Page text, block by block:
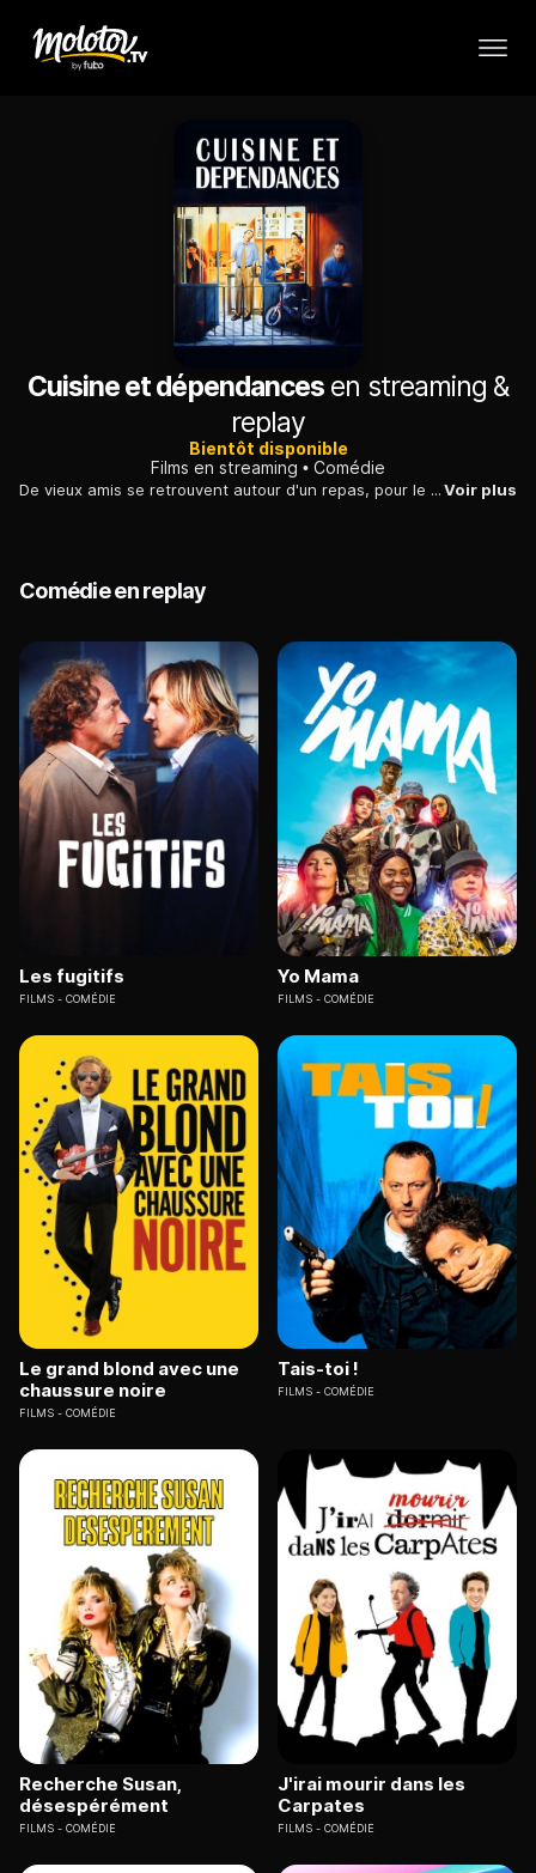
Cuisine et dépendances en streaming &
replay
Bientôt disponible
Films en streaming
Comédie
De vieux amis se retrouvent autour d'un repas, pour le retour de l'un d'entre eux, devenu célèbre. Mais l'amitié se lézarde au cours du dîner.Voir plus
Comédie en replay
Les fugitifs
FILMS COMÉDIE
Yo Mama
FILMS COMÉDIE
Le grand blond avec une
chaussure noire
FILMS COMÉDIE
Tais-toi !
FILMS COMÉDIE
Recherche Susan,
désespérément
FILMS COMÉDIE
J'irai mourir dans les
Carpates
FILMS COMÉDIE